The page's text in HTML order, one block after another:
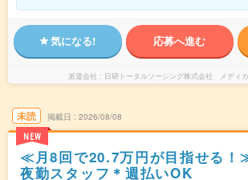
気になる! 応募へ進む
派遣会社 日研トータルソーシング株式会社 メディ
未読
NEW
掲載日 2026/08/08
≪月8回で20.7万円が目指せる！
夜勤スタッフ＊週払いOK